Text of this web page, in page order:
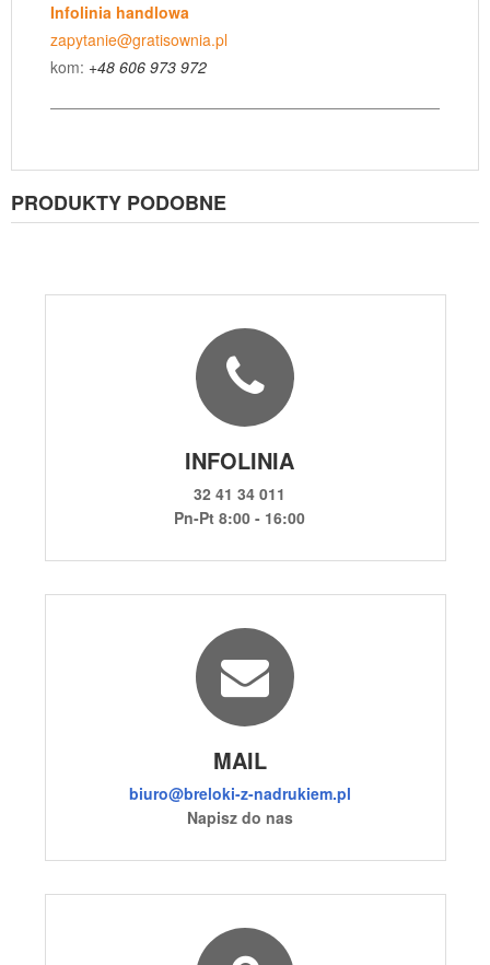
Infolinia handlowa
zapytanie@gratisownia.pl
kom: +48 606 973 972
PRODUKTY PODOBNE
INFOLINIA
32 41 34 011
Pn-Pt 8:00 - 16:00
MAIL
biuro@breloki-z-nadrukiem.pl
Napisz do nas